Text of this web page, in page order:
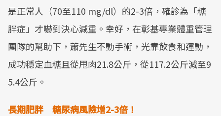
是正常人（70至110 mg/dl）的2-3倍，確診為「糖
胖症」才嚇到決心減重。幸好，在彰基專業體重管理
團隊的幫助下，蕭先生不動手術，光靠飲食和運動，
成功穩定血糖且從甩肉21.8公斤，從117.2公斤減至9
5.4公斤。
長期肥胖 糖尿病風險增2-3倍！